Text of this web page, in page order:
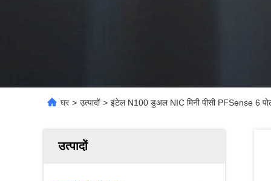
घर > उत्पादों > इंटेल N100 डुअल NIC मिनी पीसी PFSense 6
उत्पादों